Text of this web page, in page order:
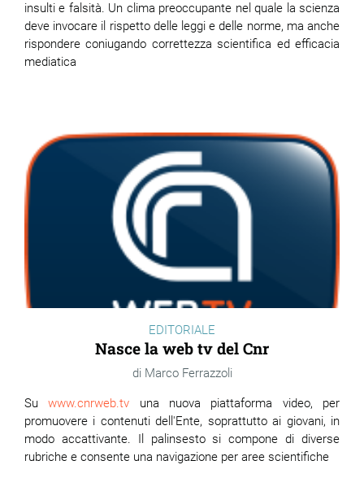
insulti e falsità. Un clima preoccupante nel quale la scienza
deve invocare il rispetto delle leggi e delle norme, ma anche
rispondere coniugando correttezza scientifica ed efficacia
mediatica
EDITORIALE
Nasce la web tv del Cnr
Marco Ferrazzoli
Suwww.cnrweb.tv una nuova piattaforma video, per
promuovere i contenuti dell'Ente, soprattutto ai giovani, in
modo accattivante. Il palinsesto si compone di diverse
rubriche e consente una navigazione per aree scientifiche